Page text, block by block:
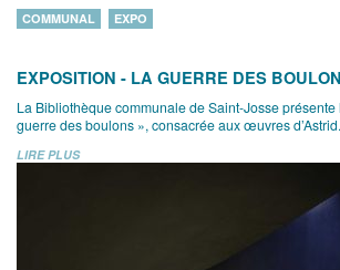
COMMUNAL EXPO
EXPOSITION - LA GUERRE DES
La Bibliothèque communale de Saint-Josse présente
guerre des boulons », consacrée aux œuvres
LIRE PLUS